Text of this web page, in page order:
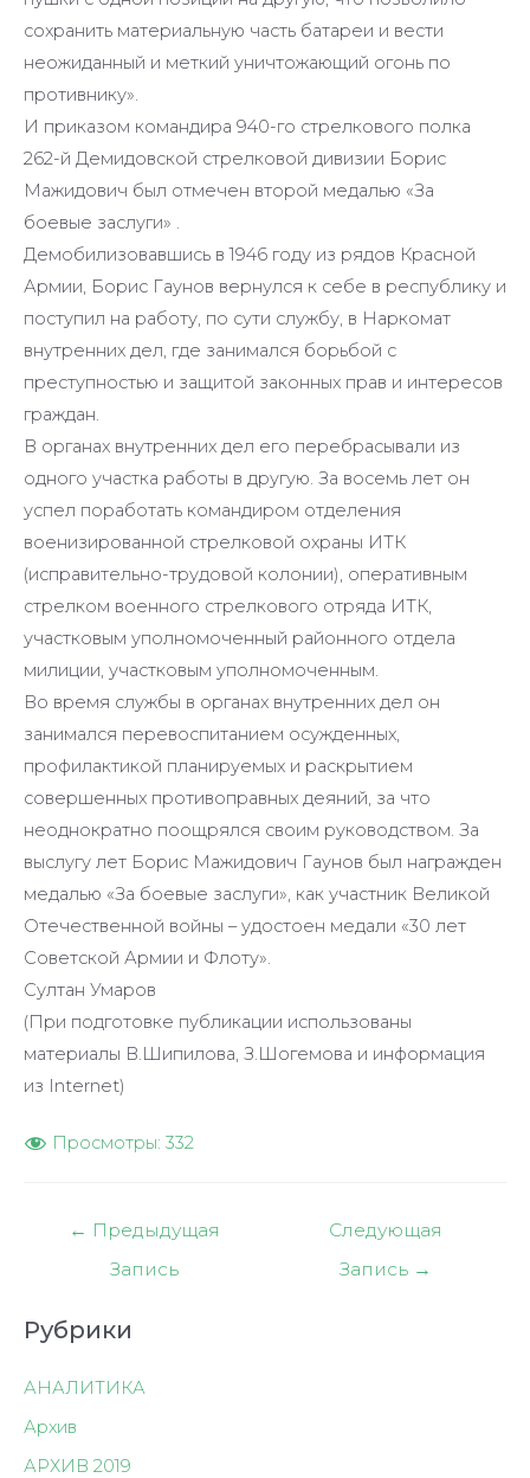
сохранить материальную часть батареи и вести
неожиданный и меткий уничтожающий огонь по
противнику».
И приказом командира 940-го стрелкового полка
262-й Демидовской стрелковой дивизии Борис
Мажидович был отмечен второй медалью «За
боевые заслуги» .
Демобилизовавшись в 1946 году из рядов Красной
Армии, Борис Гаунов вернулся к себе в республику и
поступил на работу, по сути службу, в Наркомат
внутренних дел, где занимался борьбой с
преступностью и защитой законных прав и интересов
граждан.
В органах внутренних дел его перебрасывали из
одного участка работы в другую. За восемь лет он
успел поработать командиром отделения
военизированной стрелковой охраны ИТК
(исправительно-трудовой колонии), оперативным
стрелком военного стрелкового отряда ИТК,
участковым уполномоченный районного отдела
милиции, участковым уполномоченным.
Во время службы в органах внутренних дел он
занимался перевоспитанием осужденных,
профилактикой планируемых и раскрытием
совершенных противоправных деяний, за что
неоднократно поощрялся своим руководством. За
выслугу лет Борис Мажидович Гаунов был награжден
медалью «За боевые заслуги», как участник Великой
Отечественной войны – удостоен медали «30 лет
Советской Армии и Флоту».
Султан Умаров
(При подготовке публикации использованы
материалы В.Шипилова, З.Шогемова и информация
из Internet)
Просмотры: 332
Навигация
← Предыдущая
Запись
Следующая
Запись →
Рубрики
АНАЛИТИКА
Архив
АРХИВ 2019